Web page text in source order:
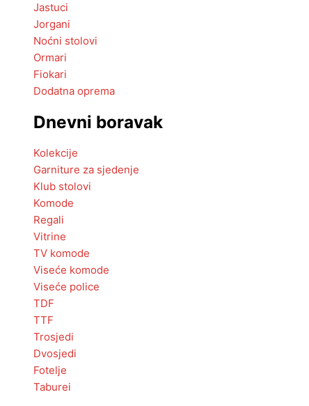
Jastuci
Jorgani
Noćni stolovi
Ormari
Fiokari
Dodatna oprema
Dnevni boravak
Kolekcije
Garniture za sjedenje
Klub stolovi
Komode
Regali
Vitrine
TV komode
Viseće komode
Viseće police
TDF
TTF
Trosjedi
Dvosjedi
Fotelje
Taburei